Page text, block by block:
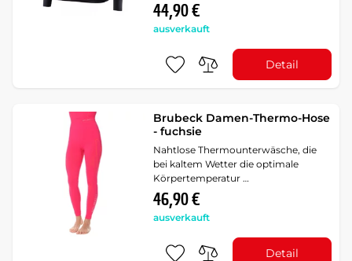
44,90 €
ausverkauft
Detail
Brubeck Damen-Thermo-Hose
- fuchsie
Nahtlose Thermounterwäsche, die
bei kaltem Wetter die optimale
Körpertemperatur …
46,90 €
ausverkauft
Detail